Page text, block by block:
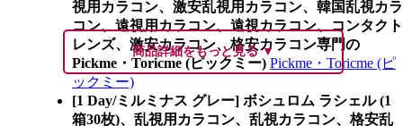
視用カラコン、激安乱視用カラコン、韓国乱視カラ
コン、遠視用カラコン、遠視カラコン、コンタクト
レンズ、激安カラコン、格安カラコン専門の
Pickme・Toricme (ピックミー) Pickme・Toricme (ピ
ックミー)
[1 Day/ミルミナス グレー] ボシュロム ラシェル (1
箱30枚)、乱視用カラコン、乱視カラコン、格安乱
商品詳細をもっと見る ▼